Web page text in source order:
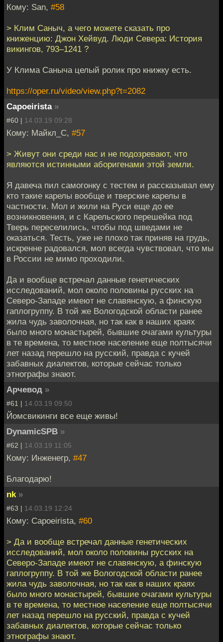
Кому: San, #58
> Клим Саныч, а чего можете сказать про
книженцию: Джон Хейвуд. Люди Севера: История
викингов, 793–1241 ?
У Клима Саныча целый ролик про книжку есть.
https://oper.ru/video/view.php?t=2082
Capoeirista »
#60 | 14.03.19 09:28
Кому: Майкл_С, #57
> Живут они среди нас и не подозревают, что
являются истинными аборигенами этой земли.
Я давеча пил самогонку с тестем и рассказывал ему
кто такие карелы вообще и тверские карелы в
частности. Мол и жили на Руси еще до ее
возникновения, и с Карельского перешейка под
Тверь переселились, чтобы под шведами не
оказаться. Тесть, уже не плохо так приняв на грудь,
искренне радовался, мол всегда чувствовал, что мы
в России не мимо проходили.
Да и вообще встречал данные генетических
исследований, мол около половины русских на
Северо-Западе имеют не славянскую, а финскую
гаплогруппу. В той же Вологодской области ранее
жила чудь заволочная, но так как в наших краях
было много монастырей, бывшие очагами культуры
в те времена, то местное население еще полтысячи
лет назад перешло на русский, правда с кучей
забавных диалектов, которые сейчас только
этнографы знают.
Арчевод »
#61 | 14.03.19 09:50
Йомсвикинги все еще живы!
DynamicSPB »
#62 | 14.03.19 11:05
Кому: Инженегр, #47
Благодарю!
nk »
#63 | 14.03.19 12:24
Кому: Capoeirista, #60
> Да и вообще встречал данные генетических
исследований, мол около половины русских на
Северо-Западе имеют не славянскую, а финскую
гаплогруппу. В той же Вологодской области ранее
жила чудь заволочная, но так как в наших краях
было много монастырей, бывшие очагами культуры
в те времена, то местное население еще полтысячи
лет назад перешло на русский, правда с кучей
забавных диалектов, которые сейчас только
этнографы знают.